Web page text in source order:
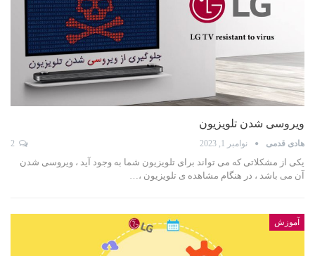
ویروسی شدن تلویزیون
هادی قدمی نوامبر 1, 2023
یکی از مشکلاتی که می تواند برای تلویزیون شما به وجود آید ، ویروسی شدن
آن می باشد ، در هنگام مشاهده ی تلویزیون ،…
آموزش